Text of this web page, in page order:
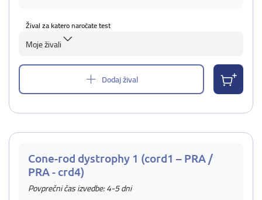
Žival za katero naročate test
Moje živali
Dodaj žival
Cone-rod dystrophy 1 (cord1 – PRA /
PRA - crd4)
Povprečni čas izvedbe: 4-5 dni